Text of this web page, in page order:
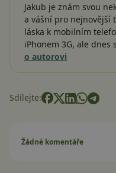
Jakub je znám svou
a vášní pro nejnovější
láska k mobilním
iPhonem 3G, ale dnes
o autorovi
Sdílejte:
Žádné komentáře